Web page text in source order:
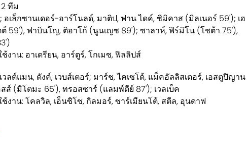
ทีม
อเล็กซานเดอร์-อาร์โนลด์, มาติป, ฟาน ไดค์, ซิมิคาส (มิลเนอร์ 59'); เฮ
ต์ 59'), ฟาบินโญ, ติอาโก้ (นูนเญซ 89'); ซาลาห์, ฟิร์มิโน (โชต้า 75'),
งาน: อาเดรียน, อาร์ตูร์, โกเมซ, ฟิลลิปส์
ลต์แมน, ดังค์, เวบส์เตอร์; มาร์ช, ไคเซโด้, แม็คอัลลิสเตอร์, เอสตูปิญาน
ส์ (มิโตมะ 65'), ทรอสซาร์ (แลมพ์ตีย์ 87'); เวลเบ็ค
งาน: โคลวิล, เอ็นซิโซ, กิลมอร์, ซาร์เมียนโต้, สตีล, อุนดาฟ